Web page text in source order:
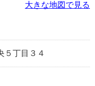
大きな地図で見る
５丁目３４